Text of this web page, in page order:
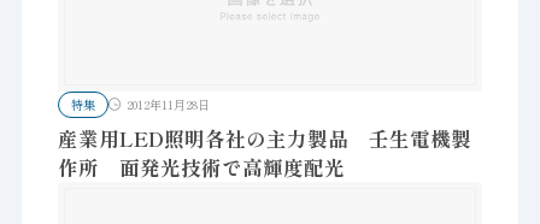
特集 2012年11月28日
産業用LED照明各社の主力製品 壬生電機製
作所 面発光技術で高輝度配光